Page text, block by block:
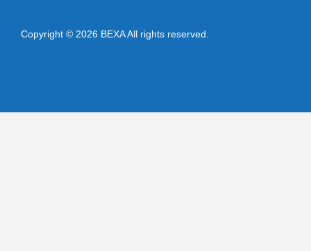
Copyright © 2026 BEXA All rights reserved.